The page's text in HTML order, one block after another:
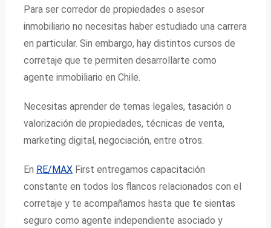
Para ser corredor de propiedades o asesor
inmobiliario no necesitas haber estudiado una carrera
en particular. Sin embargo, hay distintos cursos de
corretaje que te permiten desarrollarte como
agente inmobiliario en Chile.
Necesitas aprender de temas legales, tasación o
valorización de propiedades, técnicas de venta,
marketing digital, negociación, entre otros.
En RE/MAX First entregamos capacitación
constante en todos los flancos relacionados con el
corretaje y te acompañamos hasta que te sientas
seguro como agente independiente asociado y